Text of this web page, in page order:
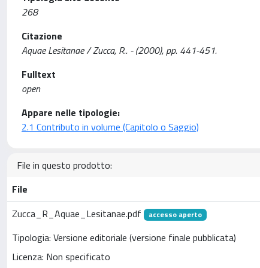
268
Citazione
Aquae Lesitanae / Zucca, R.. - (2000), pp. 441-451.
Fulltext
open
Appare nelle tipologie:
2.1 Contributo in volume (Capitolo o Saggio)
File in questo prodotto:
File
Zucca_R_Aquae_Lesitanae.pdf
accesso aperto
Tipologia: Versione editoriale (versione finale pubblicata)
Licenza: Non specificato